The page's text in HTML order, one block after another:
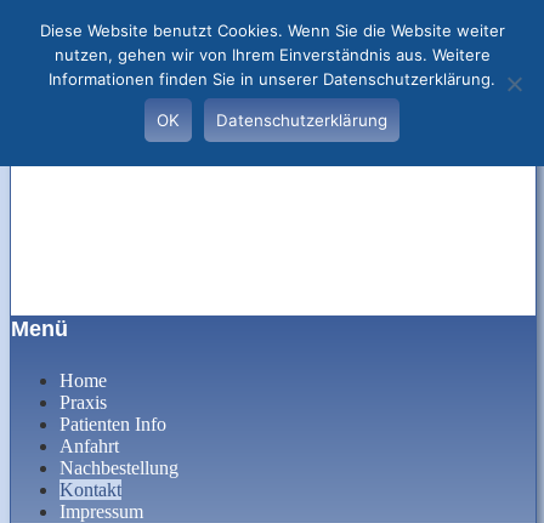
ZNP Hilden
Praxis für Neurologie, Psychiatrie und
Nervenheilkunde – – Walder Str.
38 40721 Hilden Telefon 02103
54864 Fax 02103 581234
Menü
Zum
Inhalt
springen
Home
Praxis
Patienten Info
Anfahrt
Nachbestellung
Kontakt
Impressum
Diese Website benutzt Cookies. Wenn Sie die Website weiter
nutzen, gehen wir von Ihrem Einverständnis aus. Weitere
Informationen finden Sie in unserer Datenschutzerklärung.
OK Datenschutzerklärung